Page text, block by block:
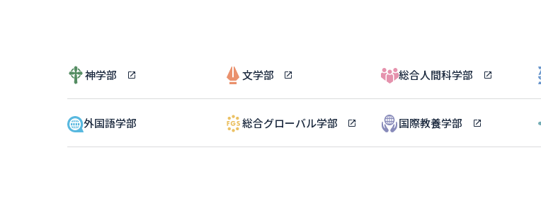
神学部 文学部 総合人間科学部
外国語学部 総合グローバル学部 国際教養学部